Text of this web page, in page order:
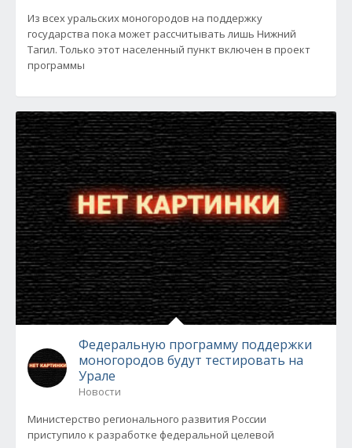
Из всех уральских моногородов на поддержку
государства пока может рассчитывать лишь Нижний
Тагил. Только этот населенный пункт включен в проект
программы
Федеральную программу поддержки
моногородов будут тестировать на
Урале
Новости
Министерство регионального развития России
приступило к разработке федеральной целевой